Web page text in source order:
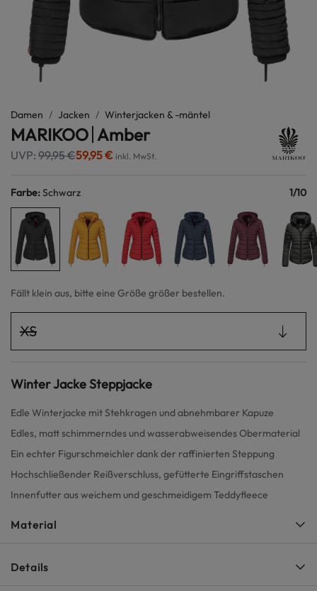
Damen Jacken Winterjacken & -mäntel
MARIKOO Amber
UVP: 99,95 €59,95 € inkl. MwSt.
Farbe:Schwarz 1/10
Fällt klein aus, bitte eine Größe größer bestellen.
XS
Winter Jacke Steppjacke
Edle Winterjacke mit Stehkragen und abnehmbarer Kapuze
Edles, matt schimmerndes und wasserabweisendes Obermaterial
Ein echter Figurschmeichler dank der raffinierten Steppung
Hochschließender Reißverschluss, gefütterte Eingriffstaschen
Innenfutter aus weichem und geschmeidigem Teddyfleece
Material
Details